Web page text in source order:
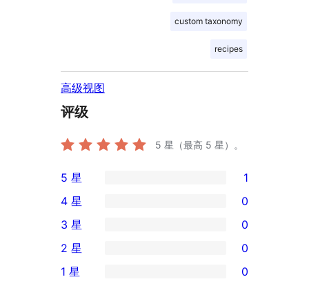
custom taxonomy
recipes
高级视图
评级
5 星（最高 5 星）。
1
条
5
星
评
5 星 1
条
4
星
4 星 0
0
条
3
3 星 0
条
2 星 0
1 星 0